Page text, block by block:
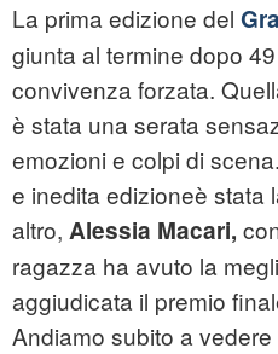
La prima edizione del
giunta al termine dopo
convivenza forzata.
è stata una serata
emozioni e colpi di
e inedita edizioneè stata
altro, Alessia Macari,
ragazza ha avuto la
aggiudicata il premio
Andiamo subito a